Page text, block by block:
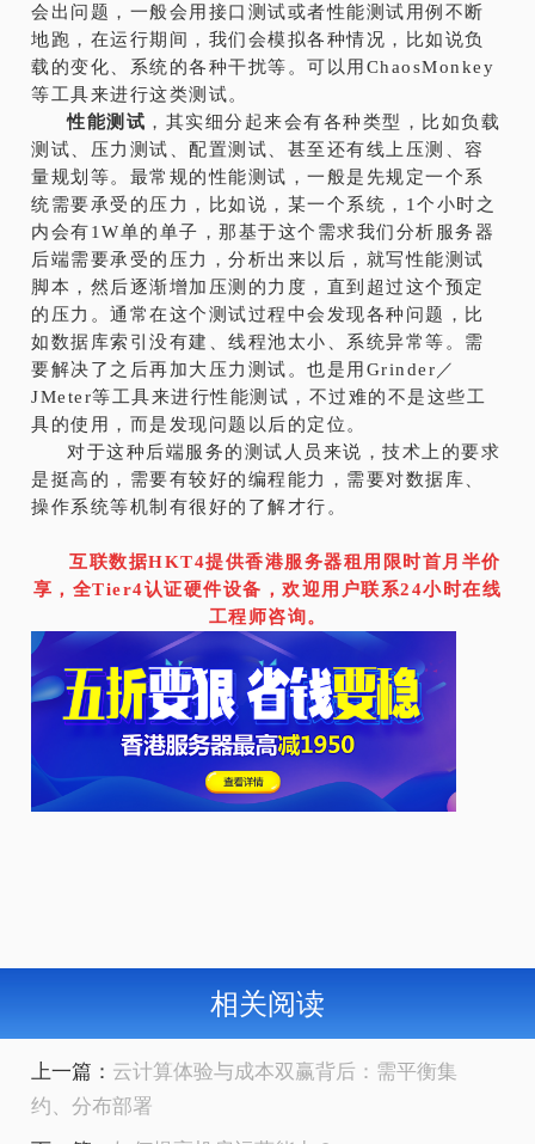
会出问题，一般会用接口测试或者性能测试用例不断
地跑，在运行期间，我们会模拟各种情况，比如说负
载的变化、系统的各种干扰等。可以用ChaosMonkey
等工具来进行这类测试。
性能测试 ，其实细分起来会有各种类型，比如负载
测试、压力测试、配置测试、甚至还有线上压测、容
量规划等。最常规的性能测试，一般是先规定一个系
统需要承受的压力，比如说，某一个系统，1个小时之
内会有1W单的单子，那基于这个需求我们分析服务器
后端需要承受的压力，分析出来以后，就写性能测试
脚本，然后逐渐增加压测的力度，直到超过这个预定
的压力。通常在这个测试过程中会发现各种问题，比
如数据库索引没有建、线程池太小、系统异常等。需
要解决了之后再加大压力测试。也是用Grinder／
JMeter等工具来进行性能测试，不过难的不是这些工
具的使用，而是发现问题以后的定位。
对于这种后端服务的测试人员来说，技术上的要求
是挺高的，需要有较好的编程能力，需要对数据库、
操作系统等机制有很好的了解才行。
互联数据HKT4提供香港服务器租用限时首月半价
享，全Tier4认证硬件设备，欢迎用户联系24小时在线
工程师咨询。
相关阅读
上一篇： 云计算体验与成本双赢背后：需平衡集
约、分布部署